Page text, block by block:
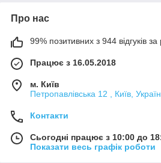
Про нас
99% позитивних з 944 відгуків за
Працює з 16.05.2018
м. Київ
Петропавлівська 12 , Київ,
Контакти
Сьогодні працює з 10:00 до
Показати весь графік роботи